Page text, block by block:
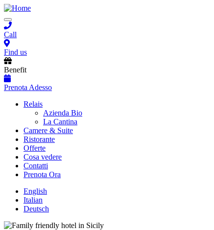
Salta
al
contenuto
principale
Toggle
navigation
Call
Find us
Benefit
Prenota Adesso
Main
navigation
Relais
Azienda Bio
La Cantina
Camere & Suite
Ristorante
Offerte
Cosa vedere
Contatti
Prenota Ora
English
Italian
Deutsch